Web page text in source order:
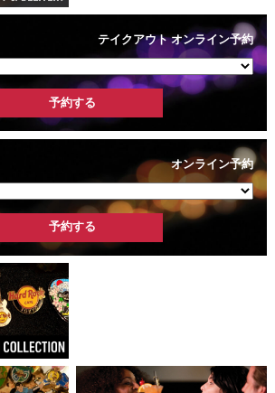
テイクアウト オンライン予約
オンライン予約